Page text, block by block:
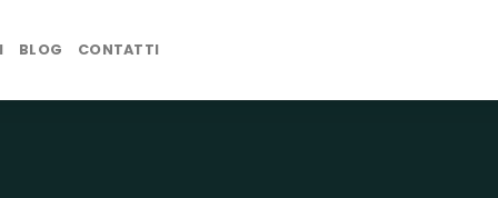
BLOG CONTATTI